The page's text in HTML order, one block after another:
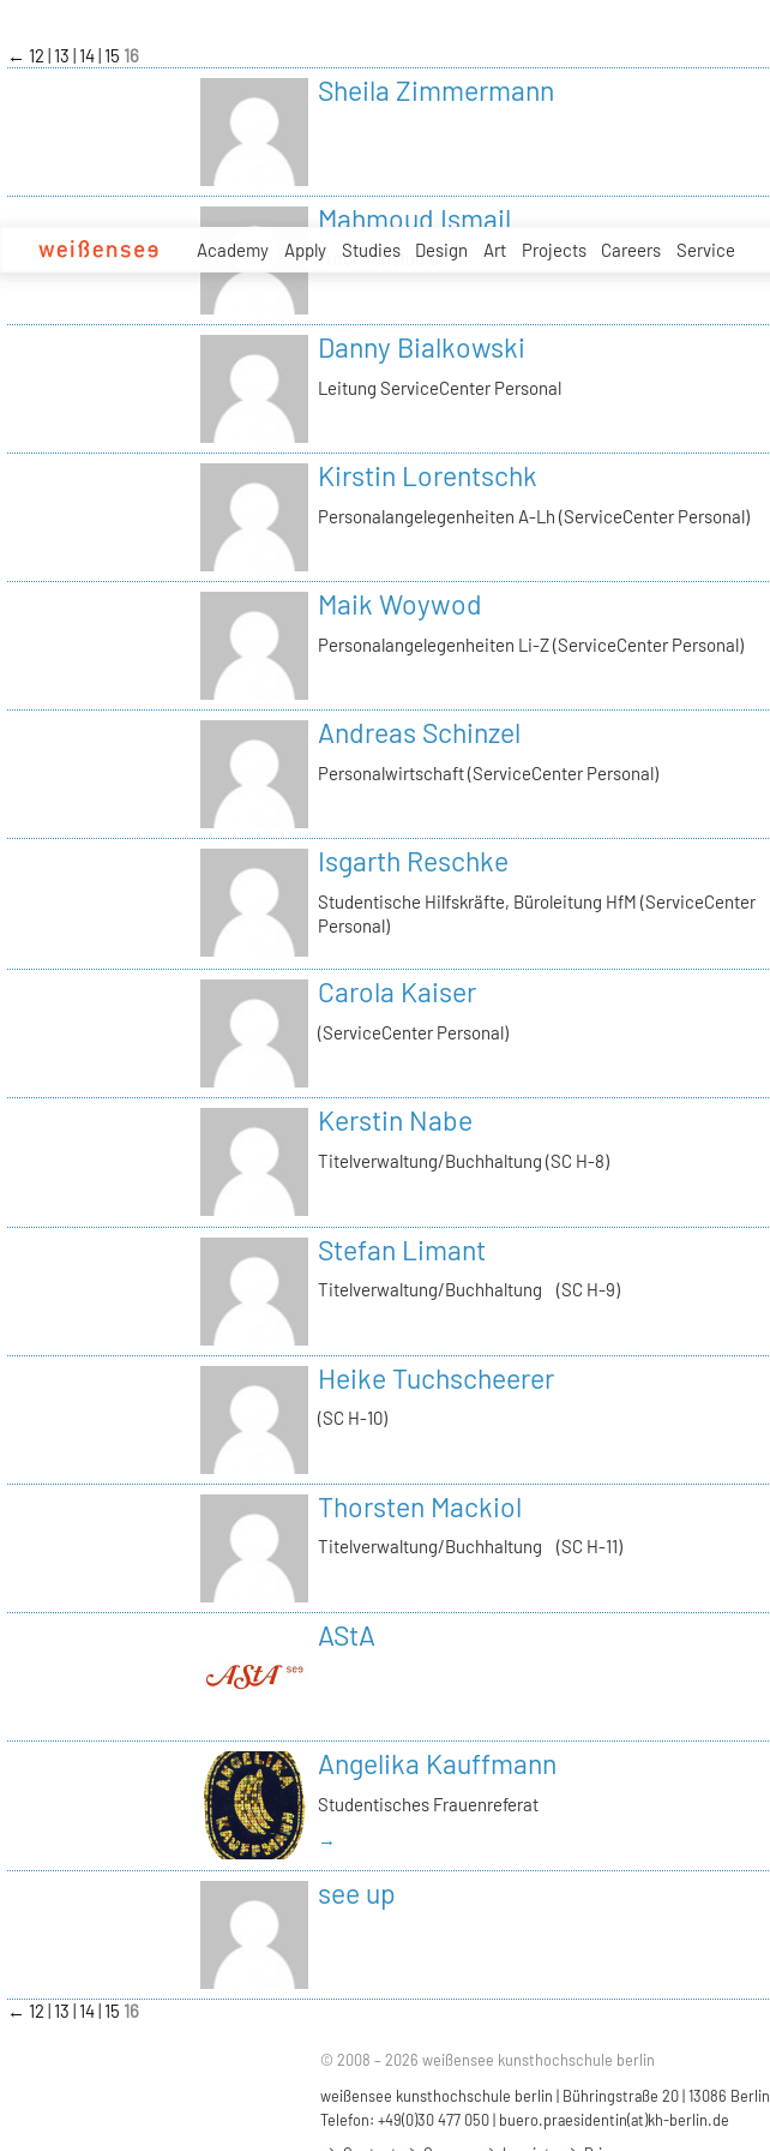
Academy Apply Studies Design Art Projects Careers Service
← 12 13 14 15 16
Sheila Zimmermann
Mahmoud Ismail
Tutor Tonstudio
Danny Bialkowski
Leitung ServiceCenter Personal
Kirstin Lorentschk
Personalangelegenheiten A-Lh (ServiceCenter Personal)
Maik Woywod
Personalangelegenheiten Li-Z (ServiceCenter Personal)
Andreas Schinzel
Personalwirtschaft (ServiceCenter Personal)
Isgarth Reschke
Studentische Hilfskräfte, Büroleitung HfM (ServiceCenter
Personal)
Carola Kaiser
(ServiceCenter Personal)
Kerstin Nabe
Titelverwaltung/Buchhaltung (SC H-8)
Stefan Limant
Titelverwaltung/Buchhaltung (SC H-9)
Heike Tuchscheerer
(SC H-10)
Thorsten Mackiol
Titelverwaltung/Buchhaltung (SC H-11)
AStA
Angelika Kauffmann
Studentisches Frauenreferat
→
see up
← 12 13 14 15 16
© 2008 – 2026 weißensee kunsthochschule berlin
weißensee kunsthochschule berlin | Bühringstraße 20 | 13086 Berlin
Telefon: +49(0)30 477 050 | buero.praesidentin(at)kh-berlin.de